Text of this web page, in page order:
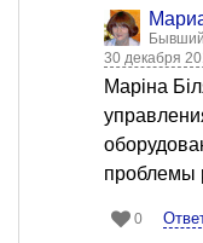
30 декабря
Маріна
проблемы
0